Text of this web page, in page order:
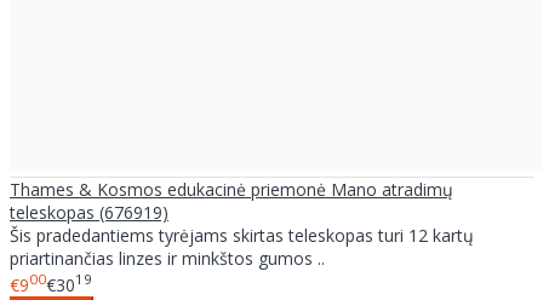
Thames & Kosmos edukacinė priemonė Mano atradimų
teleskopas (676919)
Šis pradedantiems tyrėjams skirtas teleskopas turi 12 kartų
priartinančias linzes ir minkštos gumos ..
€900€3019